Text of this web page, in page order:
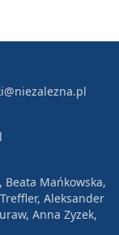
Beata Mańkowska,
Aleksander
Anna Zyzek,